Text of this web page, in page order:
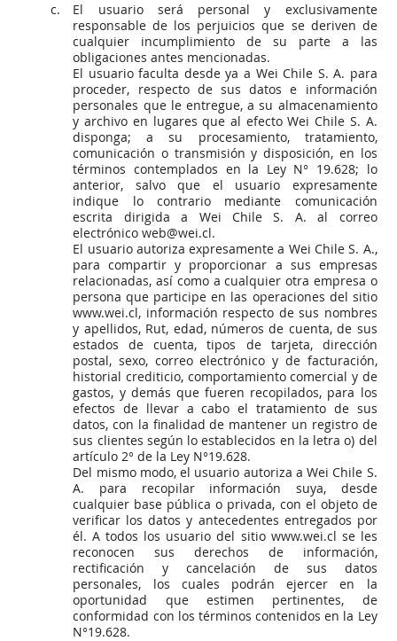
El usuario será personal y exclusivamente
responsable de los perjuicios que se deriven de
cualquier incumplimiento de su parte a las
obligaciones antes mencionadas.
El usuario faculta desde ya a Wei Chile S. A. para
proceder, respecto de sus datos e información
personales que le entregue, a su almacenamiento
y archivo en lugares que al efecto Wei Chile S. A.
disponga; a su procesamiento, tratamiento,
comunicación o transmisión y disposición, en los
términos contemplados en la Ley N° 19.628; lo
anterior, salvo que el usuario expresamente
indique lo contrario mediante comunicación
escrita dirigida a Wei Chile S. A. al correo
electrónico web@wei.cl.
El usuario autoriza expresamente a Wei Chile S. A.,
para compartir y proporcionar a sus empresas
relacionadas, así como a cualquier otra empresa o
persona que participe en las operaciones del sitio
www.wei.cl, información respecto de sus nombres
y apellidos, Rut, edad, números de cuenta, de sus
estados de cuenta, tipos de tarjeta, dirección
postal, sexo, correo electrónico y de facturación,
historial crediticio, comportamiento comercial y de
gastos, y demás que fueren recopilados, para los
efectos de llevar a cabo el tratamiento de sus
datos, con la finalidad de mantener un registro de
sus clientes según lo establecidos en la letra o) del
artículo 2° de la Ley N°19.628.
Del mismo modo, el usuario autoriza a Wei Chile S.
A. para recopilar información suya, desde
cualquier base pública o privada, con el objeto de
verificar los datos y antecedentes entregados por
él. A todos los usuario del sitio www.wei.cl se les
reconocen sus derechos de información,
rectificación y cancelación de sus datos
personales, los cuales podrán ejercer en la
oportunidad que estimen pertinentes, de
conformidad con los términos contenidos en la Ley
N°19.628.